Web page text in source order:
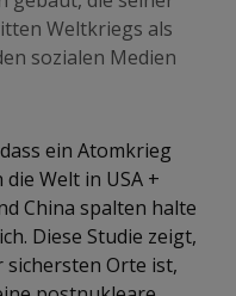
Weltkriegs als
sozialen Medien
ein Atomkrieg
Welt in USA +
China spalten halte
Diese Studie zeigt,
Orte ist,